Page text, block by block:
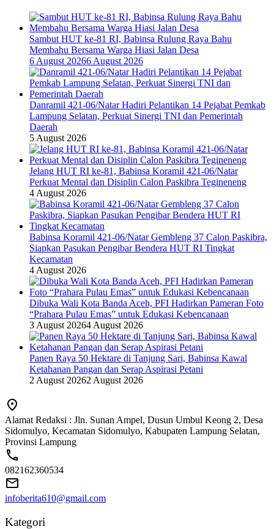
Sambut HUT ke-81 RI, Babinsa Rulung Raya Bahu
Membahu Bersama Warga Hiasi Jalan Desa
6 August 20266 August 2026
Danramil 421-06/Natar Hadiri Pelantikan 14 Pejabat Pemkab
Lampung Selatan, Perkuat Sinergi TNI dan Pemerintah
Daerah
5 August 2026
Jelang HUT RI ke-81, Babinsa Koramil 421-06/Natar
Perkuat Mental dan Disiplin Calon Paskibra Tegineneng
4 August 2026
Babinsa Koramil 421-06/Natar Gembleng 37 Calon Paskibra,
Siapkan Pasukan Pengibar Bendera HUT RI Tingkat
Kecamatan
4 August 2026
Dibuka Wali Kota Banda Aceh, PFI Hadirkan Pameran Foto
“Prahara Pulau Emas” untuk Edukasi Kebencanaan
3 August 20264 August 2026
Panen Raya 50 Hektare di Tanjung Sari, Babinsa Kawal
Ketahanan Pangan dan Serap Aspirasi Petani
2 August 20262 August 2026
Alamat Redaksi : Jln. Sunan Ampel, Dusun Umbul Keong 2, Desa
Sidomulyo, Kecamatan Sidomulyo, Kabupaten Lampung Selatan,
Provinsi Lampung
082162360534
infoberita610@gmail.com
Kategori